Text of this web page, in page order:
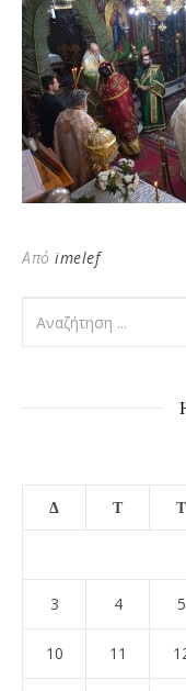
Από imelef
Δ Τ Τ
3 4 5
10 11